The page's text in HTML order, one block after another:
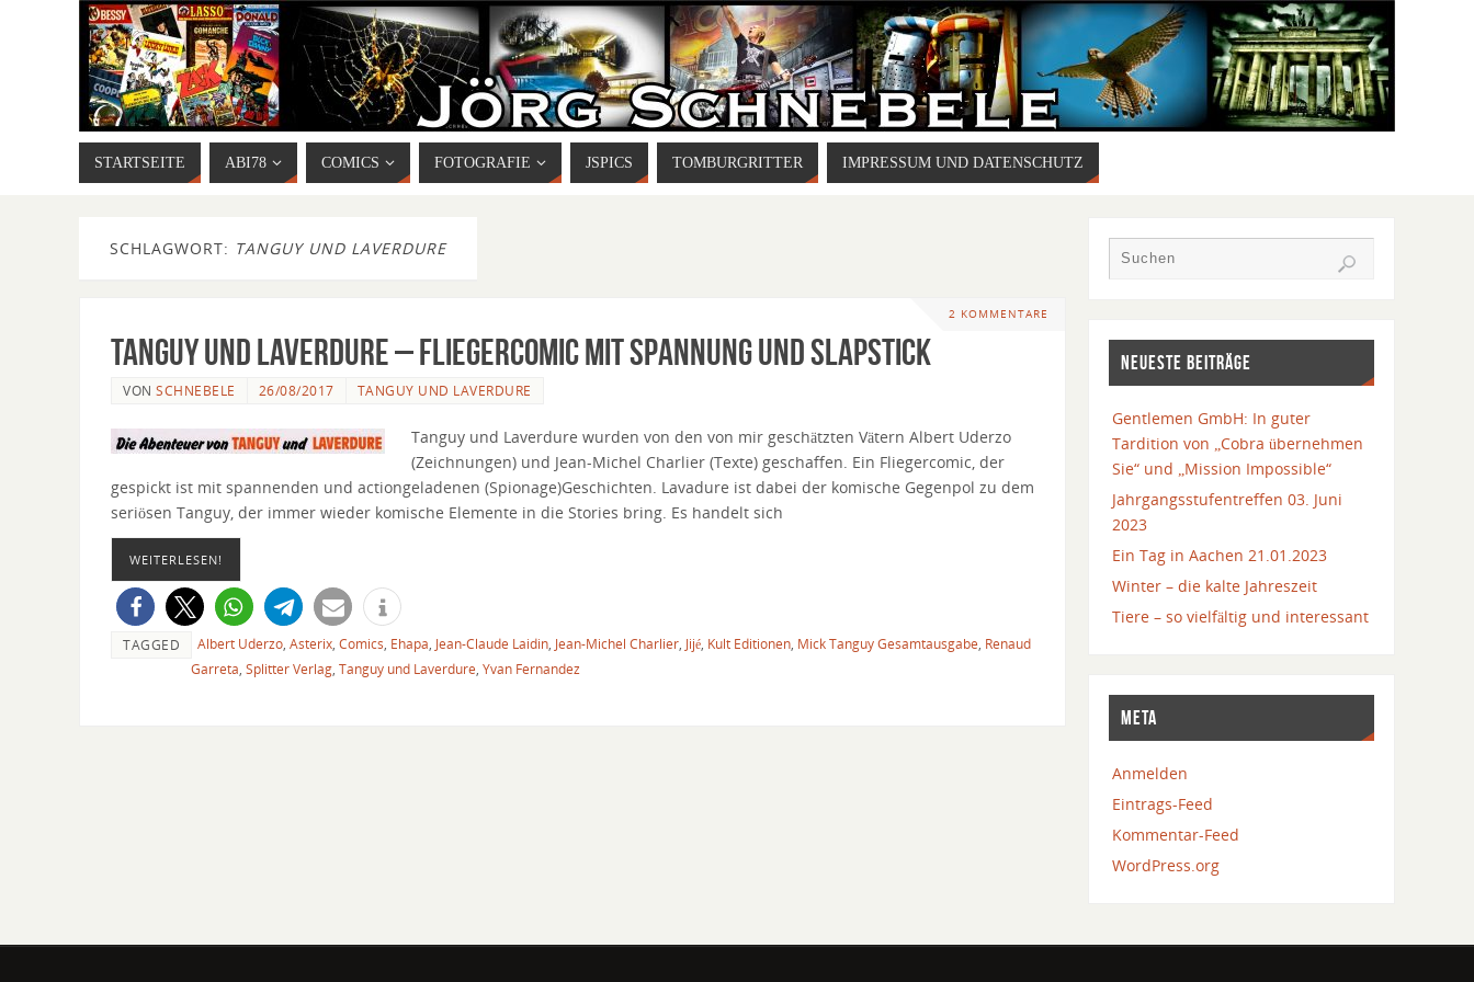
STARTSEITE ABI78 COMICS FOTOGRAFIE JSPICS TOMBURGRITTER IMPRESSUM UND DATENSCHUTZ
SCHLAGWORT: TANGUY UND LAVERDURE
2 KOMMENTARE
Tanguy und Laverdure – Fliegercomic mit Spannung und Slapstick
VON SCHNEBELE 26/08/2017 TANGUY UND LAVERDURE
Tanguy und Laverdure wurden von den von mir geschätzten Vätern Albert Uderzo
(Zeichnungen) und Jean-Michel Charlier (Texte) geschaffen. Ein Fliegercomic, der
gespickt ist mit spannenden und actiongeladenen (Spionage)Geschichten. Lavadure ist dabei der komische Gegenpol zu dem
seriösen Tanguy, der immer wieder komische Elemente in die Stories bring. Es handelt sich
WEITERLESEN!
TAGGED Albert Uderzo Asterix Comics Ehapa Jean-Claude Laidin Jean-Michel Charlier Jijé Kult Editionen Mick Tanguy Gesamtausgabe Renaud
Garreta Splitter Verlag Tanguy und Laverdure Yvan Fernandez
NEUESTE BEITRÄGE
Gentlemen GmbH: In guter
Tardition von „Cobra übernehmen
Sie“ und „Mission Impossible“
Jahrgangsstufentreffen 03. Juni
2023
Ein Tag in Aachen 21.01.2023
Winter – die kalte Jahreszeit
Tiere – so vielfältig und interessant
META
Anmelden
Eintrags-Feed
Kommentar-Feed
WordPress.org